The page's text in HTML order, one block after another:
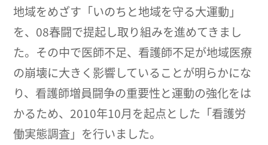
地域をめざす「いのちと地域を守る大運動」
を、08春闘で提起し取り組みを進めてきまし
た。その中で医師不足、看護師不足が地域医療
の崩壊に大きく影響していることが明らかにな
り、看護師増員闘争の重要性と運動の強化をは
かるため、2010年10月を起点とした「看護労
働実態調査」を行いました。